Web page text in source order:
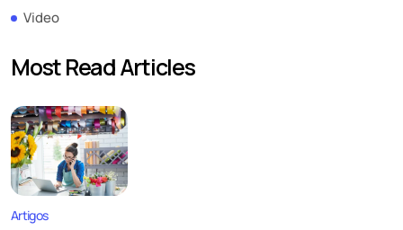
Video
Most Read Articles
Artigos